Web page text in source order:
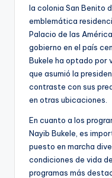
la colonia San Benito
emblemática
Palacio de las
gobierno en el país
Bukele ha optado por
que asumió la
contraste con sus
en otras ubicaciones.
En cuanto a los
Nayib Bukele, es
puesto en marcha
condiciones de vida
programas más